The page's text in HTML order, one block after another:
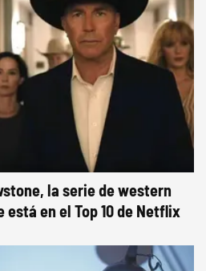
la serie de western
está en el Top 10 de Netflix